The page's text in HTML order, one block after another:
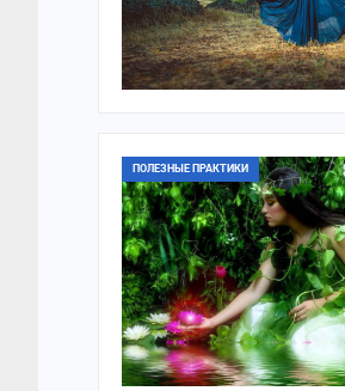
ПОЛЕЗНЫЕ ПРАКТИКИ